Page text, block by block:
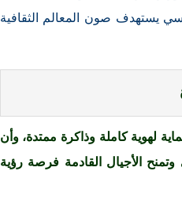
يستهدف صون المعالم الثقافية
لهوية كاملة وذاكرة ممتدة، وأن
الأجيال القادمة فرصة رؤية